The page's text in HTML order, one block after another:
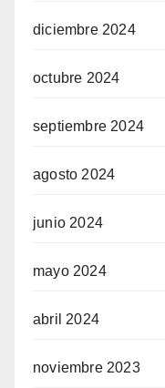
diciembre 2024
octubre 2024
septiembre 2024
agosto 2024
junio 2024
mayo 2024
abril 2024
noviembre 2023